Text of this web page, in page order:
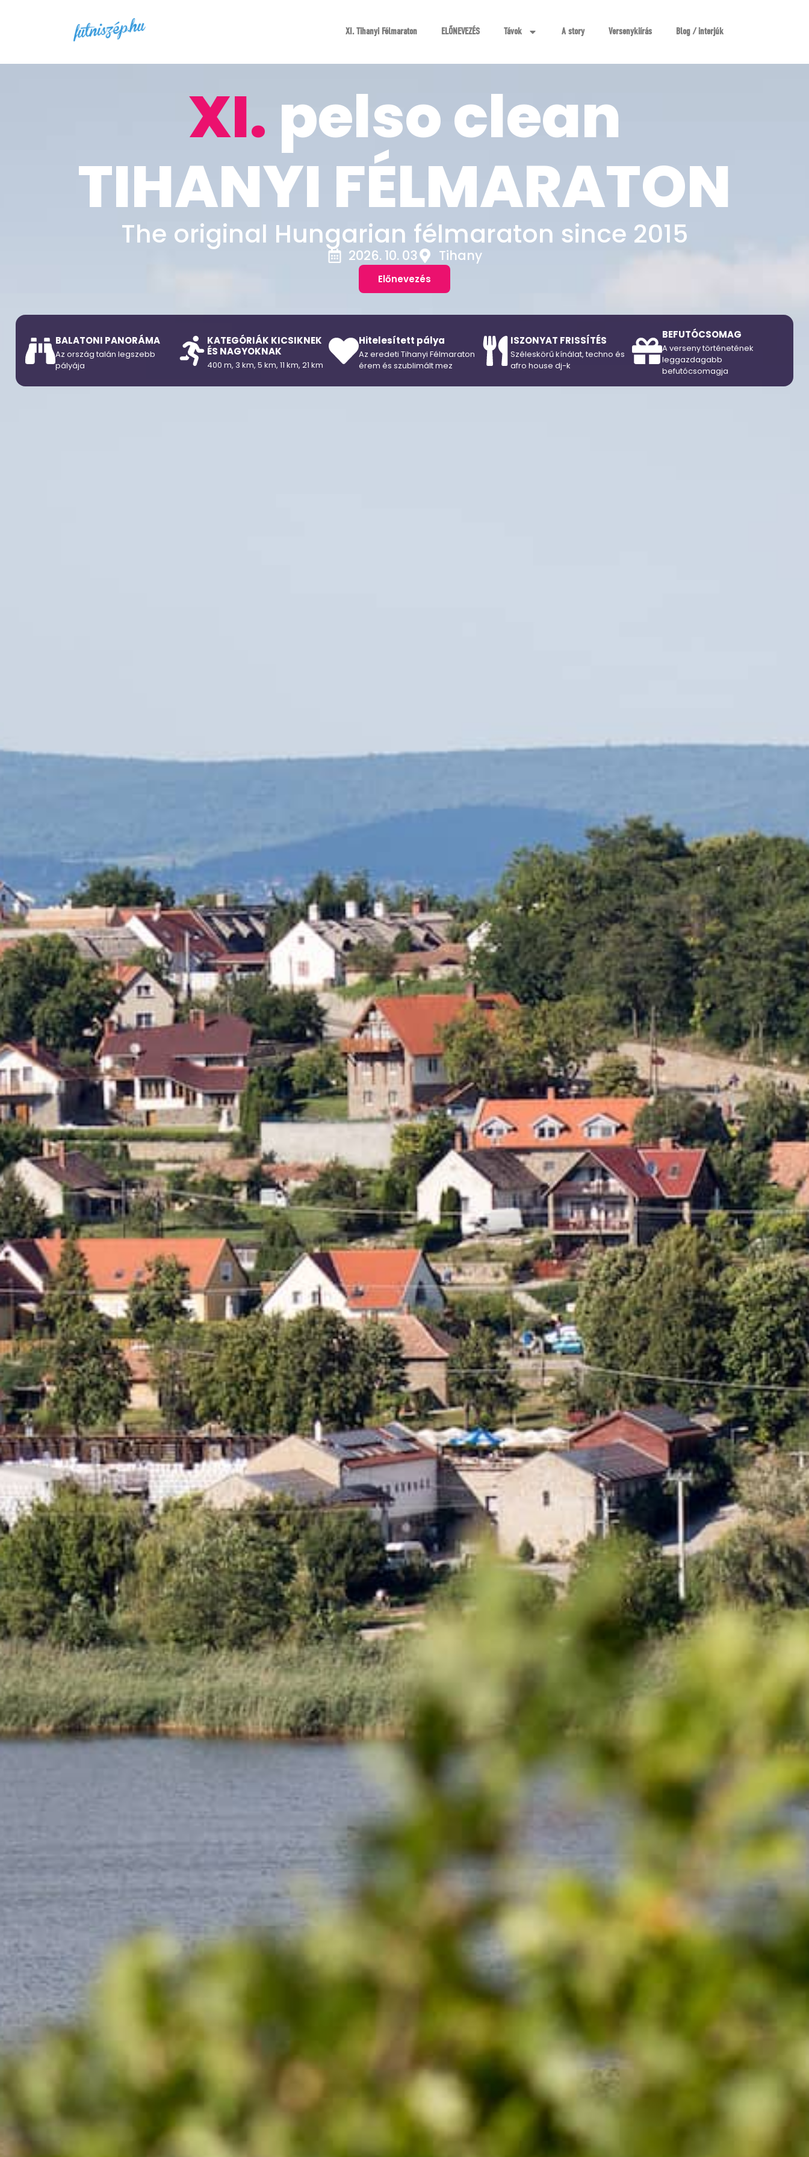
XI. Tihanyi Félmaraton ELŐNEVEZÉS Távok A story Versenykiírás Blog / interjúk
XI. pelso clean
TIHANYI FÉLMARATON
The original Hungarian félmaraton since 2015
2026. 10. 03 Tihany
Előnevezés
BALATONI PANORÁMA
Az ország talán legszebb
pályája
KATEGÓRIÁK KICSIKNEK
ÉS NAGYOKNAK
400 m, 3 km, 5 km, 11 km, 21 km
Hitelesített pálya
Az eredeti Tihanyi Félmaraton
érem és szublimált mez
ISZONYAT FRISSÍTÉS
Széleskörű kínálat, techno és
afro house dj-k
BEFUTÓCSOMAG
A verseny történetének
leggazdagabb
befutócsomagja